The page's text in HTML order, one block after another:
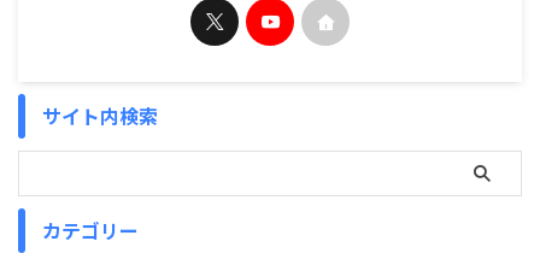
サイト内検索
カテゴリー